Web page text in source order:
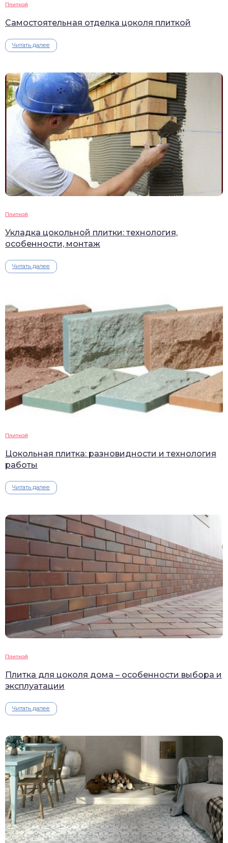
Плиткой
Самостоятельная отделка цоколя плиткой
Читать далее
Плиткой
Укладка цокольной плитки: технология,
особенности, монтаж
Читать далее
Плиткой
Цокольная плитка: разновидности и технология
работы
Читать далее
Плиткой
Плитка для цоколя дома – особенности выбора и
эксплуатации
Читать далее